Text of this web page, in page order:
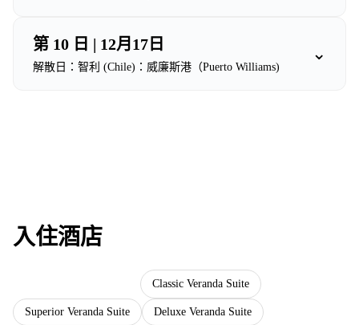
第 10 日 | 12月17日
解散日：智利 (Chile)：威廉斯港（Puerto Williams)
⌄
入住酒店
Classic Veranda Suite
Superior Veranda Suite Deluxe Veranda Suite